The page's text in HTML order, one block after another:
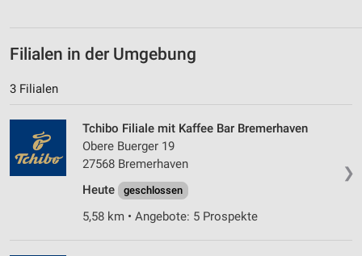
Filialen in der Umgebung
3 Filialen
❯
Tchibo Filiale mit Kaffee Bar Bremerhaven
Obere Buerger 19
27568 Bremerhaven
Heute
geschlossen
5,58 km • Angebote: 5 Prospekte